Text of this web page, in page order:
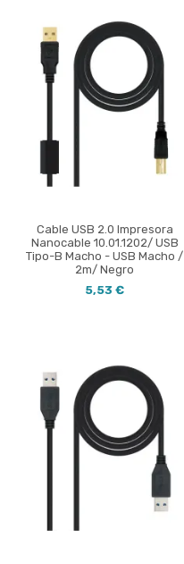
Cable USB 2.0 Impresora
Nanocable 10.01.1202/ USB
Tipo-B Macho - USB Macho /
2m/ Negro
5,53 €